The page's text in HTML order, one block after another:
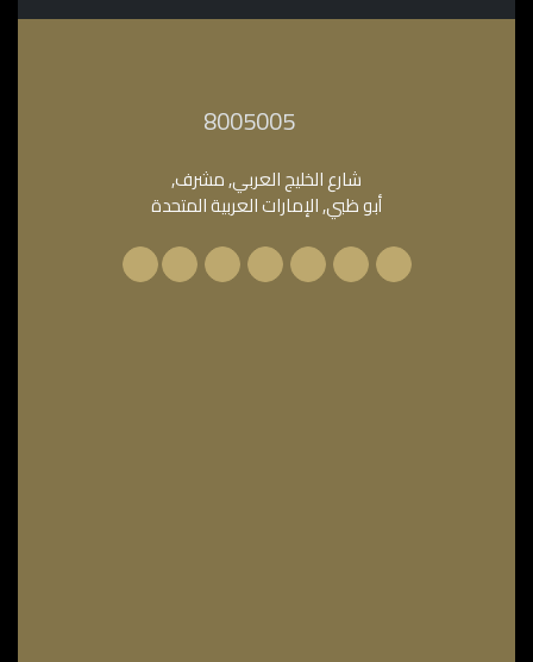
شارع الخليج العربي, مشرف,
أبو ظبي, الإمارات العربية المتحدة